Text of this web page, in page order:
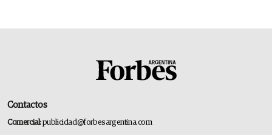
Contactos
Comercial:publicidad@forbesargentina.com